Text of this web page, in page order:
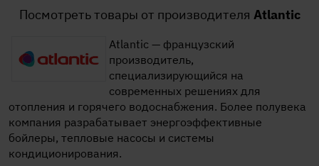
Посмотреть товары от производителя Atlantic
Atlantic — французский
производитель,
специализирующийся на
современных решениях для
отопления и горячего водоснабжения. Более полувека
компания разрабатывает энергоэффективные
бойлеры, тепловые насосы и системы
кондиционирования.